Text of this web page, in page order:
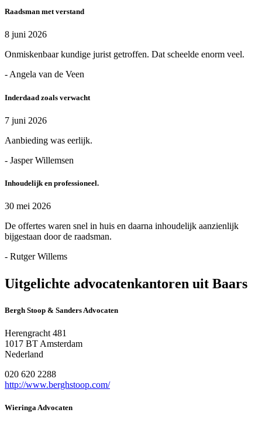
Raadsman met verstand
8 juni 2026
Onmiskenbaar kundige jurist getroffen. Dat scheelde enorm veel.
- Angela van de Veen
Inderdaad zoals verwacht
7 juni 2026
Aanbieding was eerlijk.
- Jasper Willemsen
Inhoudelijk en professioneel.
30 mei 2026
De offertes waren snel in huis en daarna inhoudelijk aanzienlijk
bijgestaan door de raadsman.
- Rutger Willems
Uitgelichte advocatenkantoren uit Baars
Bergh Stoop & Sanders Advocaten
Herengracht 481
1017 BT Amsterdam
Nederland
020 620 2288
http://www.berghstoop.com/
Wieringa Advocaten